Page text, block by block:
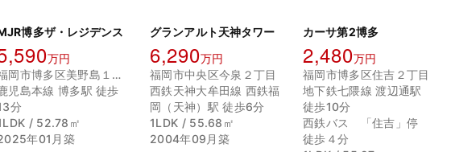
博多ザ・レジデンス
万円
福岡市博多区美野島１丁目
児島本線 博多駅 徒歩
分
/ 52.78㎡
年01月築
グランアルト天神タワー
6,290万円
福岡市中央区今泉２丁目
西鉄天神大牟田線 西鉄福
岡（天神）駅 徒歩6分
1LDK / 55.68㎡
2004年09月築
カーサ第2博多
2,480万円
福岡市博多区住吉２丁目
地下鉄七隈線 渡辺通駅
徒歩10分
西鉄バス 「住吉」停
徒歩４分